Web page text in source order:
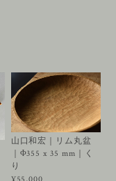
山口和宏｜リム丸盆
｜Φ355 x 35 mm｜く
り